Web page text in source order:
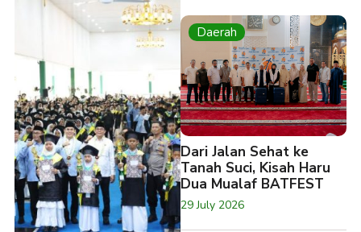
Daerah
Dari Jalan Sehat ke
Tanah Suci, Kisah Haru
Dua Mualaf BATFEST
29 July 2026